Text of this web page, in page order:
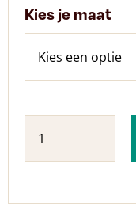
Kies je maat